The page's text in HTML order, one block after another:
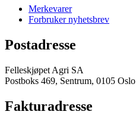
Merkevarer
Forbruker nyhetsbrev
Postadresse
Felleskjøpet Agri SA
Postboks 469, Sentrum, 0105 Oslo
Fakturadresse